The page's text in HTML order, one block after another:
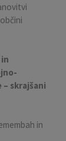
skrajšani
in